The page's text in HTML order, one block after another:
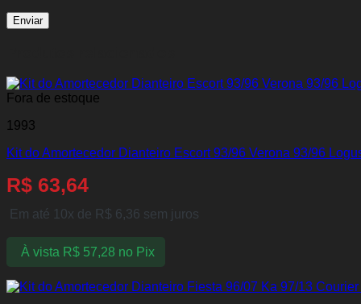
Fora de estoque
1993
Kit do Amortecedor Dianteiro Escort 93/96 Verona 93/96
R$ 63,64
Em até 10x de R$ 6,36 sem juros
À vista R$57,28 no Pix